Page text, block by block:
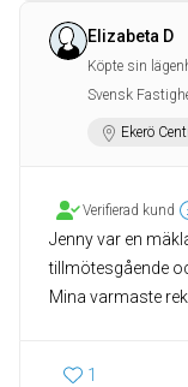
Elizabeta D
Köpte sin
Svensk
Ekerö
Verifierad kund
Jenny var en
tillmötesgående
Mina varmaste
1